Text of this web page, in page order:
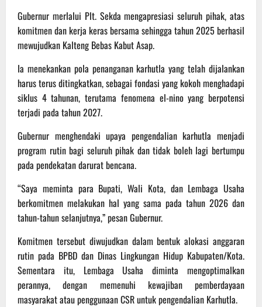
Gubernur merlalui Plt. Sekda mengapresiasi seluruh pihak, atas
komitmen dan kerja keras bersama sehingga tahun 2025 berhasil
mewujudkan Kalteng Bebas Kabut Asap.
Ia menekankan pola penanganan karhutla yang telah dijalankan
harus terus ditingkatkan, sebagai fondasi yang kokoh menghadapi
siklus 4 tahunan, terutama fenomena el-nino yang berpotensi
terjadi pada tahun 2027.
Gubernur menghendaki upaya pengendalian karhutla menjadi
program rutin bagi seluruh pihak dan tidak boleh lagi bertumpu
pada pendekatan darurat bencana.
“Saya meminta para Bupati, Wali Kota, dan Lembaga Usaha
berkomitmen melakukan hal yang sama pada tahun 2026 dan
tahun-tahun selanjutnya,” pesan Gubernur.
Komitmen tersebut diwujudkan dalam bentuk alokasi anggaran
rutin pada BPBD dan Dinas Lingkungan Hidup Kabupaten/Kota.
Sementara itu, Lembaga Usaha diminta mengoptimalkan
perannya, dengan memenuhi kewajiban pemberdayaan
masyarakat atau penggunaan CSR untuk pengendalian Karhutla.